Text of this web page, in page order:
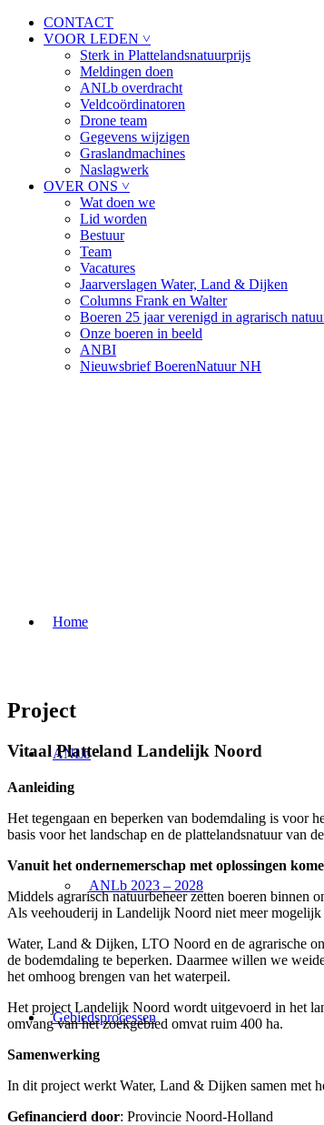
CONTACT
VOOR LEDEN ˅
Sterk in Plattelandsnatuurprijs
Meldingen doen
ANLb overdracht
Veldcoördinatoren
Drone team
Gegevens wijzigen
Graslandmachines
Naslagwerk
OVER ONS ˅
Wat doen we
Lid worden
Bestuur
Team
Vacatures
Jaarverslagen Water, Land & Dijken
Columns Frank en Walter
Boeren 25 jaar verenigd in agrarisch
Onze boeren in beeld
ANBI
Nieuwsbrief BoerenNatuur NH
Home
ANLb
ANLb 2023 – 2028
Gebiedsprocessen
Project
Vitaal Platteland Landelijk Noord
Aanleiding
Het tegengaan en beperken van bodemdaling is voor
basis voor het landschap en de plattelandsnatuur van
Vanuit het ondernemerschap met oplossingen
Middels agrarisch natuurbeheer zetten boeren binnen
Als veehouderij in Landelijk Noord niet meer mogelijk
Water, Land & Dijken, LTO Noord en de agrarische
de bodemdaling te beperken. Daarmee willen we
het omhoog brengen van het waterpeil.
Het project Landelijk Noord wordt uitgevoerd in het
omvang van het zoekgebied omvat ruim 400 ha.
Samenwerking
In dit project werkt Water, Land & Dijken samen met
Gefinancierd door: Provincie Noord-Holland